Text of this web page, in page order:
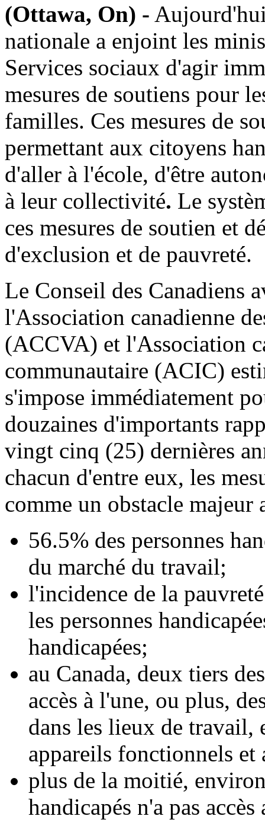
(Ottawa, On) -
nationale a enjoint les
Services sociaux d'agir
mesures de soutiens pour
familles. Ces mesures de
permettant aux citoyens
d'aller à l'école, d'être
à leur collectivité. Le
ces mesures de soutien et
d'exclusion et de pauvreté.
Le Conseil des Canadiens
l'Association canadienne
(ACCVA) et l'Association
communautaire (ACIC)
s'impose immédiatement
douzaines d'importants
vingt cinq (25) dernières
chacun d'entre eux, les
comme un obstacle majeur
56.5% des personnes
du marché du travail;
l'incidence de la
les personnes
handicapées;
au Canada, deux tiers
accès à l'une, ou plus,
dans les lieux de
appareils fonctionnels et
plus de la moitié,
handicapés n'a pas